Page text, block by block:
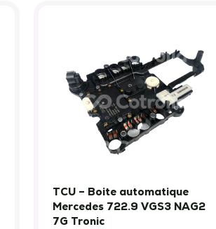
TCU – Boite automatique
Mercedes 722.9 VGS3 NAG2
7G Tronic